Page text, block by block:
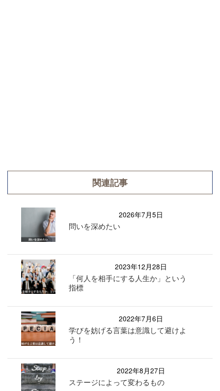
関連記事
2026年7月5日
問いを深めたい
2023年12月28日
「何人を相手にする人生か」という
指標
2022年7月6日
学びを妨げる言葉は意識して避けよ
う！
2022年8月27日
ステージによって変わるもの